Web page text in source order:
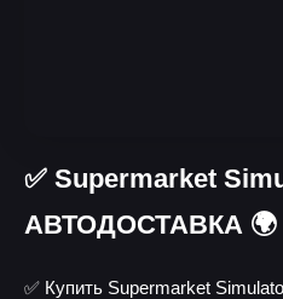
✅ Supermarket
АВТОДОСТАВКА
✅ Купить Supermarket